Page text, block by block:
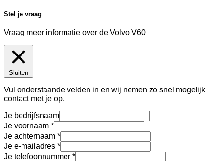
Stel je vraag
Vraag meer informatie over de Volvo V60
Sluiten
Vul onderstaande velden in en wij nemen zo snel mogelijk
contact met je op.
Je bedrijfsnaam
Je voornaam
Je achternaam
Je e-mailadres
Je telefoonnummer